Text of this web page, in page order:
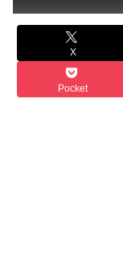
X
Pocket